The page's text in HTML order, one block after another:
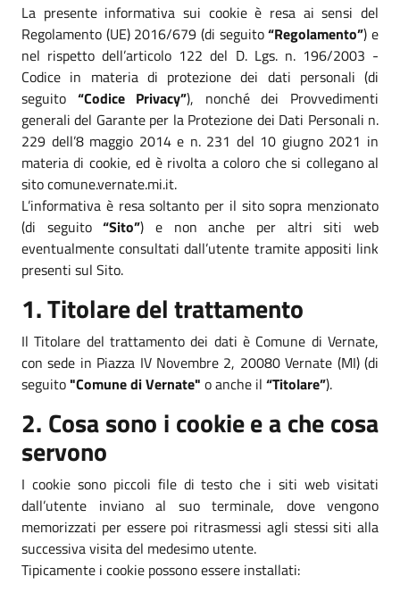
La presente informativa sui cookie è resa ai sensi del
Regolamento (UE) 2016/679 (di seguito“Regolamento”) e
nel rispetto dell’articolo 122 del D. Lgs. n. 196/2003 -
Codice in materia di protezione dei dati personali (di
seguito “Codice Privacy”), nonché dei Provvedimenti
generali del Garante per la Protezione dei Dati Personali n.
229 dell’8 maggio 2014 e n. 231 del 10 giugno 2021 in
materia di cookie, ed è rivolta a coloro che si collegano al
sito comune.vernate.mi.it.
L’informativa è resa soltanto per il sito sopra menzionato
(di seguito“Sito”) e non anche per altri siti web
eventualmente consultati dall’utente tramite appositi link
presenti sul Sito.
1. Titolare del trattamento
Il Titolare del trattamento dei dati è Comune di Vernate,
con sede in Piazza IV Novembre 2, 20080 Vernate (MI) (di
seguito"Comune di Vernate" o anche il “Titolare”).
2. Cosa sono i cookie e a che cosa
servono
I cookie sono piccoli file di testo che i siti web visitati
dall’utente inviano al suo terminale, dove vengono
memorizzati per essere poi ritrasmessi agli stessi siti alla
successiva visita del medesimo utente.
Tipicamente i cookie possono essere installati: